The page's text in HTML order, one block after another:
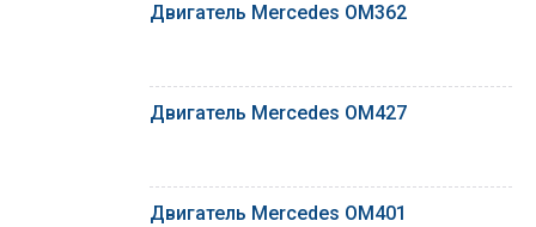
Двигатель Mercedes OM362
Двигатель Mercedes OM427
Двигатель Mercedes OM401